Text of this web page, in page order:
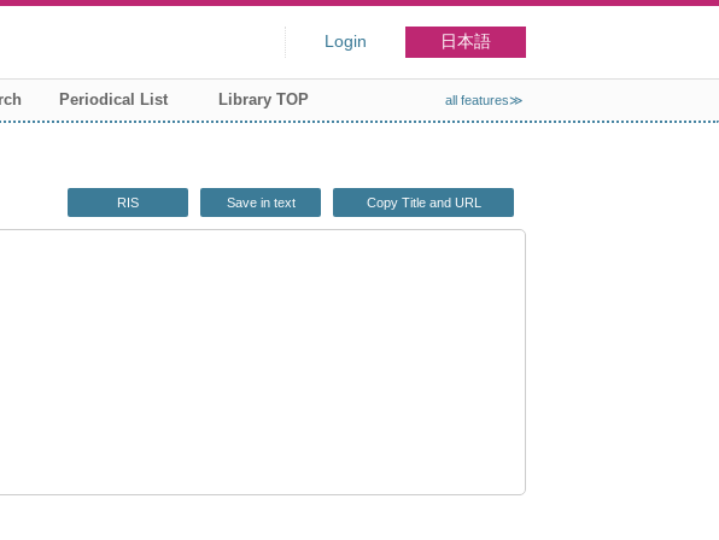
Login 日本語
Periodical List Library TOP all features≫
RIS Save in text Copy Title and URL